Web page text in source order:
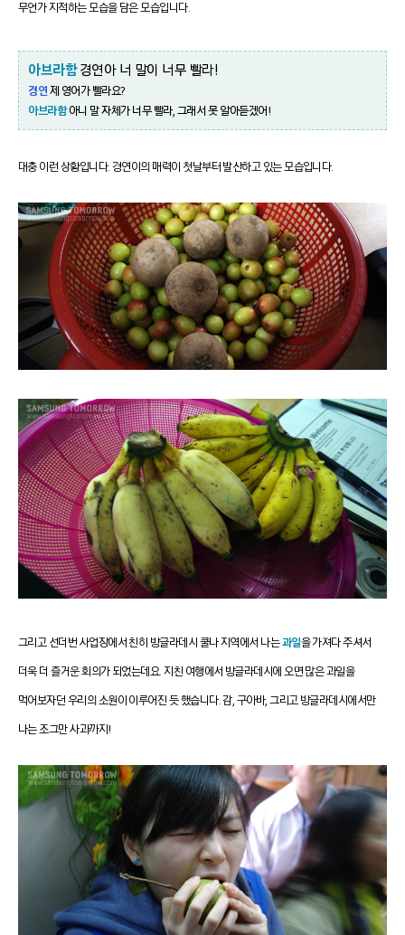
무언가 지적하는 모습을 담은 모습입니다.
아브라함경연아 너 말이 너무 빨라!
경연제 영어가 빨라요?
아브라함아니 말 자체가 너무 빨라, 그래서 못 알아듣겠어!
대충 이런 상황입니다. 경연이의 매력이 첫날부터 발산하고 있는 모습입니다.
그리고 선더번 사업장에서 친히 방글라데시 쿨나 지역에서 나는과일을 가져다 주셔서
더욱 더 즐거운 회의가 되었는데요.지친 여행에서 방글라데시에 오면 많은 과일을
먹어보자던 우리의 소원이 이루어진 듯 했습니다.감, 구아바, 그리고 방글라데시에서만
나는 조그만 사과까지!